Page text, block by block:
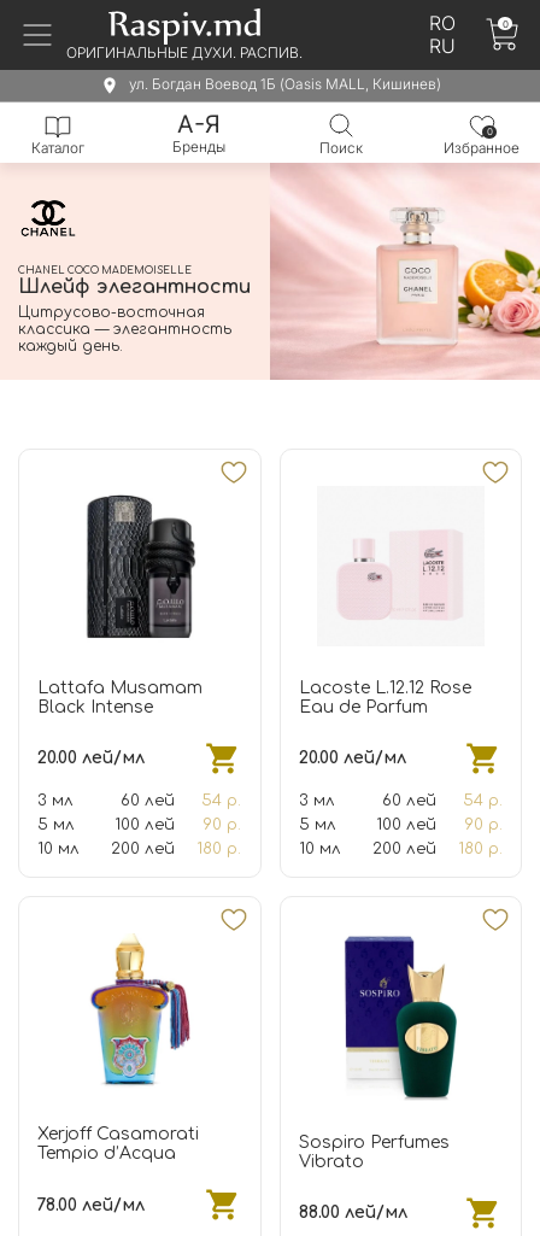
ОРИГИНАЛЬНЫЕ ДУХИ. РАСПИВ.
RO
RU
0
ул. Богдан Воевод 1Б (Oasis MALL, Кишинев)
Каталог
А-Я
Бренды Поиск
0
Избранное
CHANEL COCO MADEMOISELLE
Шлейф элегантности
Цитрусово-восточная
классика — элегантность
каждый день.
Lattafa Musamam
Black Intense
20.00 лей/мл
3 мл 60 лей
54 р.
5 мл
100 лей
90 р.
10 мл
200 лей 180 р.
Lacoste L.12.12 Rose
Eau de Parfum
20.00 лей/мл
3 мл 60 лей
54 р.
5 мл
100 лей
90 р.
10 мл
200 лей 180 р.
Xerjoff Casamorati
Tempio d’Acqua
78.00 лей/мл
Sospiro Perfumes
Vibrato
88.00 лей/мл